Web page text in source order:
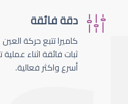
دقة فائقة
ثبات فائقة اثناء
أسرع واكثر فعالية.